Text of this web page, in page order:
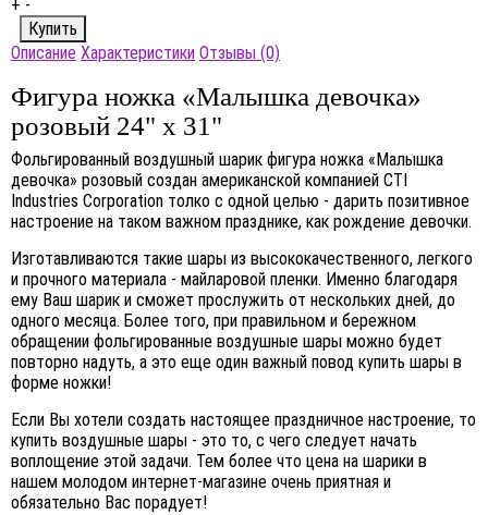
+ -
Описание Характеристики Отзывы (0)
Фигура ножка «Малышка девочка»
розовый 24" x 31"
Фольгированный воздушный шарик фигура ножка «Малышка
девочка» розовый создан американской компанией CTI
Industries Corporation толко с одной целью - дарить позитивное
настроение на таком важном празднике, как рождение девочки.
Изготавливаются такие шары из высококачественного, легкого
и прочного материала - майларовой пленки. Именно благодаря
ему Ваш шарик и сможет прослужить от нескольких дней, до
одного месяца. Более того, при правильном и бережном
обращении фольгированные воздушные шары можно будет
повторно надуть, а это еще один важный повод купить шары в
форме ножки!
Если Вы хотели создать настоящее праздничное настроение, то
купить воздушные шары - это то, с чего следует начать
воплощение этой задачи. Тем более что цена на шарики в
нашем молодом интернет-магазине очень приятная и
обязательно Вас порадует!